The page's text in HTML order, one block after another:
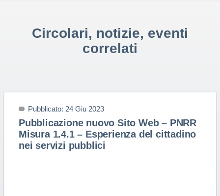
Circolari, notizie, eventi
correlati
Pubblicato: 24 Giu 2023
Pubblicazione nuovo Sito Web – PNRR
Misura 1.4.1 – Esperienza del cittadino
nei servizi pubblici